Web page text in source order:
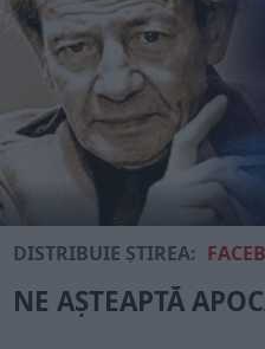
DISTRIBUIE ȘTIREA:
NE AȘTEAPTĂ